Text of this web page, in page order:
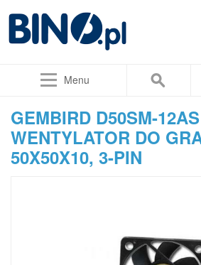
Menu
GEMBIRD D50SM-12AS
WENTYLATOR DO
50X50X10, 3-PIN